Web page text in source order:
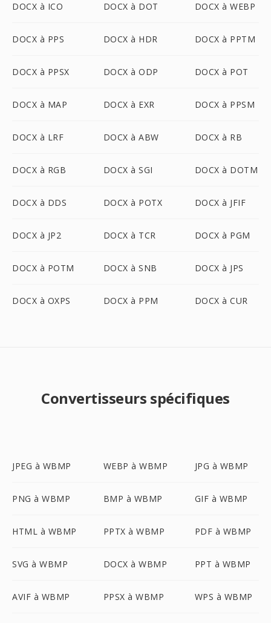
DOCX à ICO DOCX à DOT DOCX à WEBP
DOCX à PPS DOCX à HDR DOCX à PPTM
DOCX à PPSX DOCX à ODP DOCX à POT
DOCX à MAP DOCX à EXR DOCX à PPSM
DOCX à LRF DOCX à ABW DOCX à RB
DOCX à RGB DOCX à SGI DOCX à DOTM
DOCX à DDS DOCX à POTX DOCX à JFIF
DOCX à JP2 DOCX à TCR DOCX à PGM
DOCX à POTM DOCX à SNB DOCX à JPS
DOCX à OXPS DOCX à PPM DOCX à CUR
Convertisseurs spécifiques
JPEG à WBMP WEBP à WBMP JPG à WBMP
PNG à WBMP BMP à WBMP GIF à WBMP
HTML à WBMP PPTX à WBMP PDF à WBMP
SVG à WBMP DOCX à WBMP PPT à WBMP
AVIF à WBMP PPSX à WBMP WPS à WBMP